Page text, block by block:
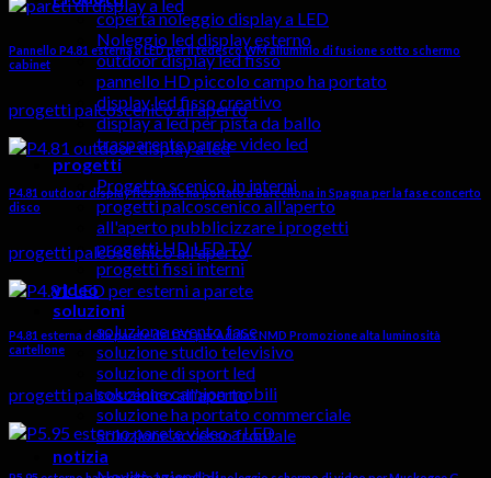
coperta noleggio display a LED
Noleggio led display esterno
outdoor display led fisso
pannello HD piccolo campo ha portato
display led fisso creativo
display a led per pista da ballo
trasparente parete video led
progetti
Progetto scenico, in interni
progetti palcoscenico all'aperto
all'aperto pubblicizzare i progetti
progetti HD LED TV
progetti fissi interni
video
soluzioni
soluzione evento fase
soluzione studio televisivo
soluzione di sport led
soluzione camion mobili
soluzione ha portato commerciale
Soluzione accesso frontale
notizia
Pannello P4.81 esterna a LED per il tedesco WM alluminio di fusione sotto schermo
cabinet
progetti palcoscenico all'aperto
P4.81 outdoor display flessibile ha portato a Barcellona in Spagna per la fase concerto
disco
progetti palcoscenico all'aperto
P4.81 esterna della parete del LED per Adidas NMD Promozione alta luminosità
cartellone
progetti palcoscenico all'aperto